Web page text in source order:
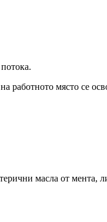
работното място се
масла от